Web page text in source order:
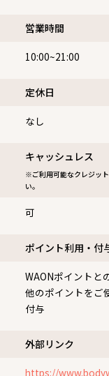
営業時間
10:00~21:00
定休⽇
なし
キャッシュレス
※ご利用可能なクレジッ
い。
可
ポイント利用・付
WAONポイントと
他のポイントをご
付与
外部リンク
https://